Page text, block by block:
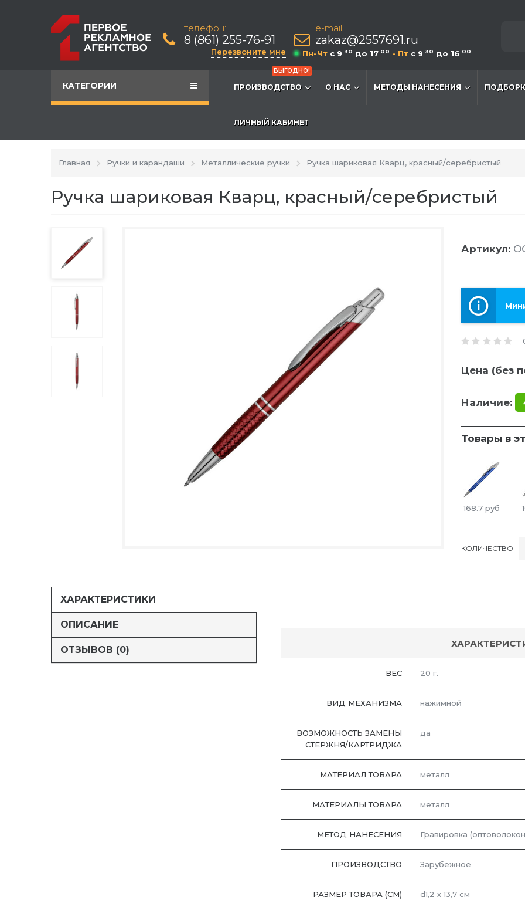
телефон:
8 (861) 255-76-91
Перезвоните мне
e-mail
zakaz@2557691.ru
Пн-Чт c 9 30 до 17 00 - Пт c 9 30 до 16 00
КАТЕГОРИИ
ВЫГОДНО!
ПРОИЗВОДСТВО О НАС МЕТОДЫ НАНЕСЕНИЯ
ЛИЧНЫЙ КАБИНЕТ
Главная Ручки и карандаши Металлические ручки Ручка шариковая Кварц, красный/серебристый
Ручка шариковая Кварц, красный/серебристый
Артикул:
Цена (без
Наличие:
Товары в
168.7 руб
КОЛИЧЕСТВО
ХАРАКТЕРИСТИКИ
ОПИСАНИЕ
ОТЗЫВОВ (0)
ВЕС 20 г.
ВИД МЕХАНИЗМА нажимной
ВОЗМОЖНОСТЬ ЗАМЕНЫ
СТЕРЖНЯ/КАРТРИДЖА
да
МАТЕРИАЛ ТОВАРА металл
МАТЕРИАЛЫ ТОВАРА металл
МЕТОД НАНЕСЕНИЯ Гравировка
ПРОИЗВОДСТВО Зарубежное
РАЗМЕР ТОВАРА (СМ) d1,2 х 13,7 см